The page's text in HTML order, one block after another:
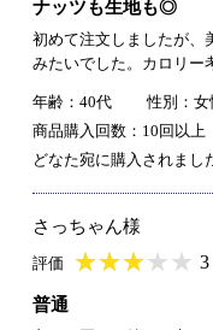
ナッツも生地も◎
初めて注文しましたが、
みたいでした。カロリー
年齢：40代
性別：女
商品購入回数：10回以上
どなた宛に購入されまし
さっちゃん様
評価 ★★★★★
★★★★★ 3
普通